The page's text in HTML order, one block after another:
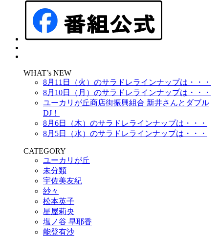
WHAT’s NEW
8月11日（火）のサラドレラインナップは・・・
8月10日（月）のサラドレラインナップは・・・
ユーカリが丘商店街振興組合 新井さんとダブル
DJ！
8月6日（木）のサラドレラインナップは・・・
8月5日（水）のサラドレラインナップは・・・
CATEGORY
ユーカリが丘
未分類
宇佐美友紀
紗々
松本英子
星屋莉央
塩ノ谷 早耶香
能登有沙